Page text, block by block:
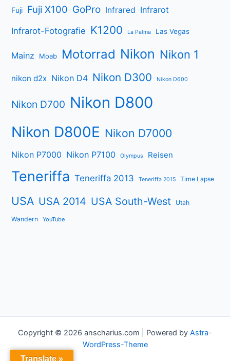
Fuji Fuji X100 GoPro Infrared Infrarot
Infrarot-Fotografie K1200 La Palma Las Vegas
Mainz Moab Motorrad Nikon Nikon 1
nikon d2x Nikon D4 Nikon D300 Nikon D600
Nikon D700 Nikon D800
Nikon D800E Nikon D7000
Nikon P7000 Nikon P7100 Olympus Reisen
Teneriffa Teneriffa 2013 Teneriffa 2015 Time Lapse
USA USA 2014 USA South-West Utah
Wandern YouTube
Copyright © 2026 anscharius.com | Powered by Astra-
WordPress-Theme
Translate »